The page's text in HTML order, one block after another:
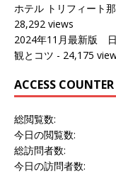
ホテル トリフィート
28,292 views
2024年11月最新版
観とコツ - 24,175
ACCESS COUNTER
総閲覧数:
今日の閲覧数:
総訪問者数:
今日の訪問者数: